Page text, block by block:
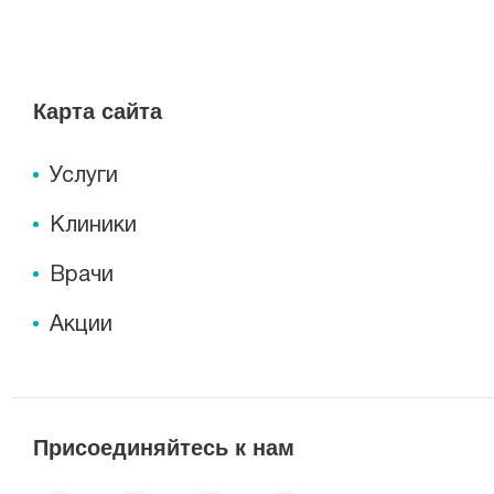
Сейчас открыто Будни: c 07:00 до 20:00, Сб: c
Карта сайта
Услуги
Клиники
Врачи
Акции
Присоединяйтесь к нам